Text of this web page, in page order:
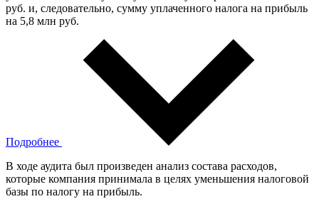
руб. и, следовательно, сумму уплаченного налога на прибыль
на 5,8 млн руб.
Подробнее
В ходе аудита был произведен анализ состава расходов,
которые компания принимала в целях уменьшения налоговой
базы по налогу на прибыль.